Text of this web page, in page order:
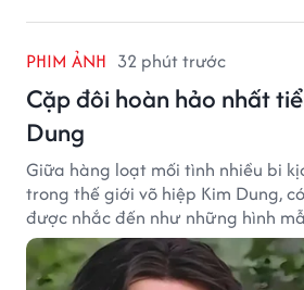
PHIM ẢNH 32 phút trước
Cặp đôi hoàn hảo nhất
Dung
Giữa hàng loạt mối tình nhiều bi
trong thế giới võ hiệp Kim Dung,
được nhắc đến như những hình
"viên mãn" nhất.